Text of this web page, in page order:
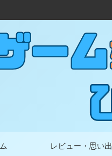
レビュー・思い出